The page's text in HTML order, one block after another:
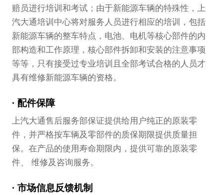
赔员进行培训和考试；由于新能源车辆的特殊性，上
汽大通培训中心将对服务人员进行相应的培训，包括
新能源车辆的整车特点，电池、电机等核心部件的内
部构造和工作原理，核心部件拆卸和安装的注意事项
等等，只有接受过专业培训且全部考试合格的人员才
具有维修新能源车辆的资格。
配件保障
上汽大通售后服务部保证提供给用户纯正的原装零
件，并严格按车辆及零部件的质保期限提供质量担
保。在产品的使用寿命期限内，提供可靠的原装零
件、 维修及咨询服务。
市场信息反馈机制